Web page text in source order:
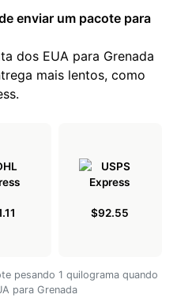
enviar um pacote para
dos EUA para Grenada
mais lentos, como
$92.55
pesando 1 quilograma quando
para Grenada